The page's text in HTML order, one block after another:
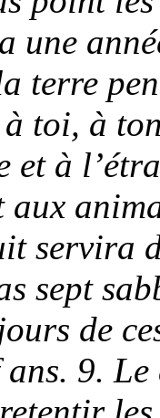
une
terre
toi, à
et à
aux
servira
sept
de
9.